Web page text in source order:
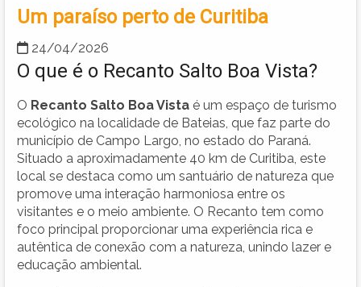
Um paraíso perto de Curitiba
24/04/2026
O que é o Recanto Salto Boa Vista?
O Recanto Salto Boa Vista é um espaço de turismo
ecológico na localidade de Bateias, que faz parte do
município de Campo Largo, no estado do Paraná.
Situado a aproximadamente 40 km de Curitiba, este
local se destaca como um santuário de natureza que
promove uma interação harmoniosa entre os
visitantes e o meio ambiente. O Recanto tem como
foco principal proporcionar uma experiência rica e
autêntica de conexão com a natureza, unindo lazer e
educação ambiental.